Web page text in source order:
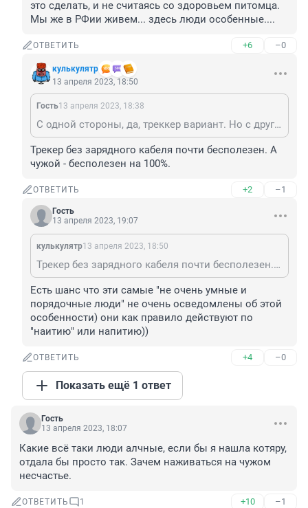
это сделать, и не считаясь со здоровьем питомца.
Мы же в РФии живем... здесь люди особенные....
ОТВЕТИТЬ +6 –0
кулькулятр
13 апреля 2023, 18:50
Гость13 апреля 2023, 18:38
С одной стороны, да, треккер вариант. Но с другой... Хороший треккер стоит 3-5 тыс. и более. Так вот не станет ли такой гаджет на шее питомца наоборот приманкой для не очень умных и порядочных людей которые захотят разжиться этим самым гаджетом, причем не особо выбирая средства как это сделать, и не считаясь со здоровьем питомца. Мы же в РФии живем... здесь люди особенные....
Трекер без зарядного кабеля почти бесполезен. А
чужой - бесполезен на 100%.
ОТВЕТИТЬ +2 –1
Гость
13 апреля 2023, 19:07
кулькулятр13 апреля 2023, 18:50
Трекер без зарядного кабеля почти бесполезен. А чужой - бесполезен на 100%.
Есть шанс что эти самые "не очень умные и
порядочные люди" не очень осведомлены об этой
особенности) они как правило действуют по
"наитию" или напитию))
ОТВЕТИТЬ +4 –0
Показать ещё 1 ответ
Гость
13 апреля 2023, 18:07
Какие всё таки люди алчные, если бы я нашла котяру,
отдала бы просто так. Зачем наживаться на чужом
несчастье.
ОТВЕТИТЬ 1 +10 –1